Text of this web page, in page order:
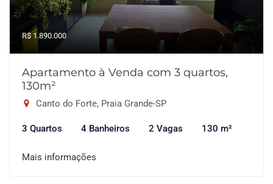
R$ 1.890.000
Apartamento à Venda com 3 quartos,
130m²
Canto do Forte, Praia Grande-SP
3 Quartos 4 Banheiros 2 Vagas 130 m²
Mais informações